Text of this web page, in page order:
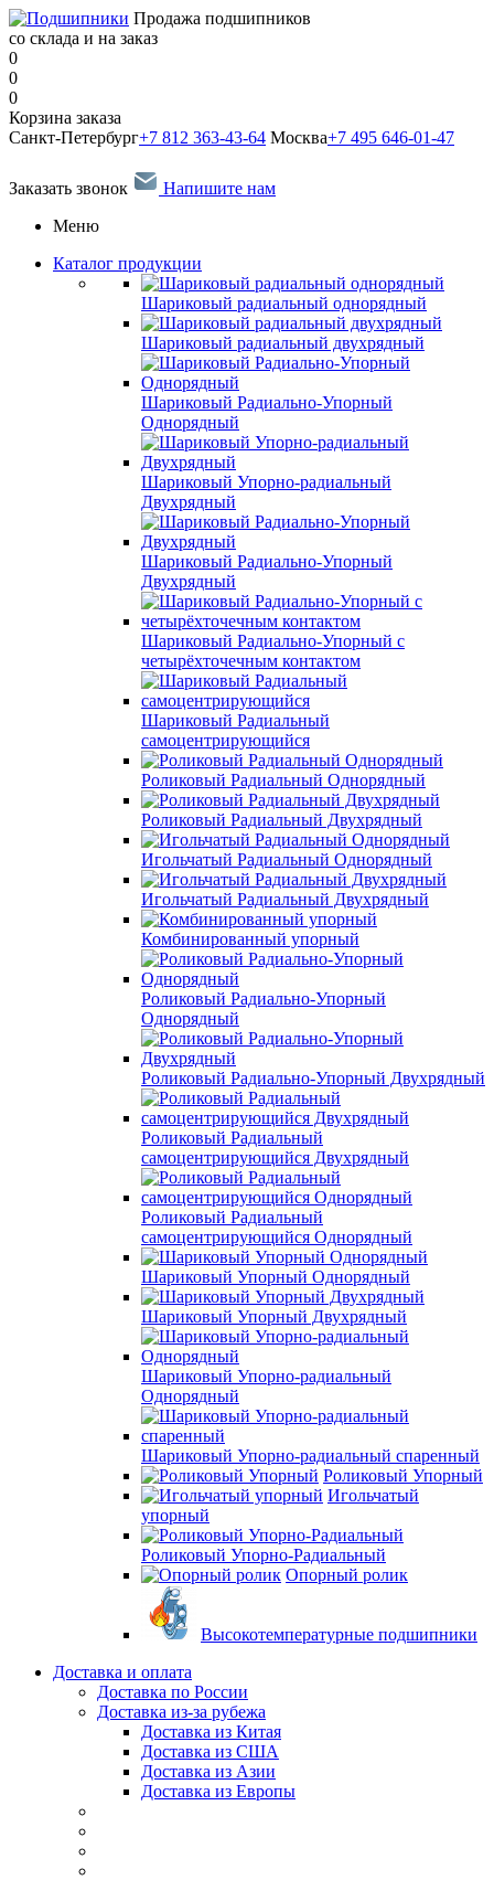
Продажа подшипников
со склада и на заказ
0
0
0
Корзина заказа
Санкт-Петербург+7 812 363-43-64 Москва+7 495 646-01-47
Заказать звонок
Напишите нам
Меню
Каталог продукции
Шариковый радиальный однорядный
Шариковый радиальный двухрядный
Шариковый Радиально-Упорный
Однорядный
Шариковый Упорно-радиальный
Двухрядный
Шариковый Радиально-Упорный
Двухрядный
Шариковый Радиально-Упорный с
четырёхточечным контактом
Шариковый Радиальный
самоцентрирующийся
Роликовый Радиальный Однорядный
Роликовый Радиальный Двухрядный
Игольчатый Радиальный Однорядный
Игольчатый Радиальный Двухрядный
Комбинированный упорный
Роликовый Радиально-Упорный
Однорядный
Роликовый Радиально-Упорный Двухрядный
Роликовый Радиальный
самоцентрирующийся Двухрядный
Роликовый Радиальный
самоцентрирующийся Однорядный
Шариковый Упорный Однорядный
Шариковый Упорный Двухрядный
Шариковый Упорно-радиальный
Однорядный
Шариковый Упорно-радиальный спаренный
Роликовый Упорный
Игольчатый
упорный
Роликовый Упорно-Радиальный
Опорный ролик
Высокотемпературные подшипники
Доставка и оплата
Доставка по России
Доставка из-за рубежа
Доставка из Китая
Доставка из США
Доставка из Азии
Доставка из Европы